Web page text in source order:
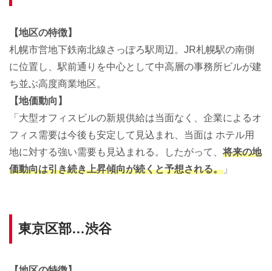
【地区の特徴】
札幌市営地下鉄南北線さっぽろ駅周辺。JR札幌駅の南側
に位置し、駅前通りを中心として中高層の事務所ビルが建
ち並ぶ高度商業地区。
【地価動向】
「大型オフィスビルの新規供給は当面なく、企業によるオ
フィス需要は今後も安定して見込まれ、当面は ホテル用
地に対する強い需要も見込まれる。したがって、将来の地
価動向は引き続き上昇傾向が続くと予想される。 」
東京区部…渋谷